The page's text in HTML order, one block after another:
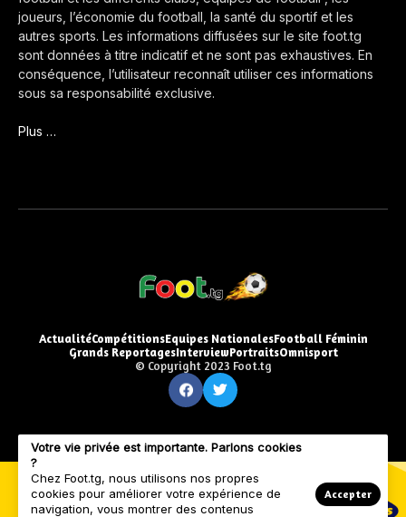
joueurs, l’économie du football, la santé du sportif et les
autres sports. Les informations diffusées sur le site foot.tg
sont données à titre indicatif et ne sont pas exhaustives. En
conséquence, l’utilisateur reconnaît utiliser ces informations
sous sa responsabilité exclusive.
Plus …
ActualitéCompétitionsEquipes NationalesFootball Féminin
Grands ReportagesInterviewPortraitsOmnisport
© Copyright 2023 Foot.tg
Votre vie privée est importante. Parlons cookies
?
Chez Foot.tg, nous utilisons nos propres
cookies pour améliorer votre expérience de
navigation, vous montrer des contenus
Accepter